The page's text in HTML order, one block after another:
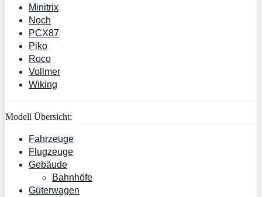
Minitrix
Noch
PCX87
Piko
Roco
Vollmer
Wiking
Modell Übersicht:
Fahrzeuge
Flugzeuge
Gebäude
Bahnhöfe
Güterwagen